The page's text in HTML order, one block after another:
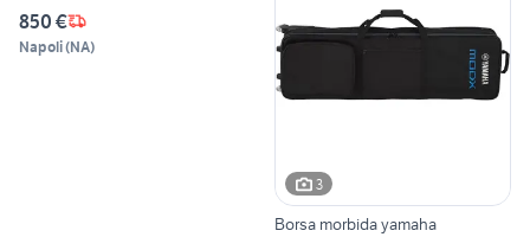
850 €
Napoli(NA)
3
Borsa morbida yamaha